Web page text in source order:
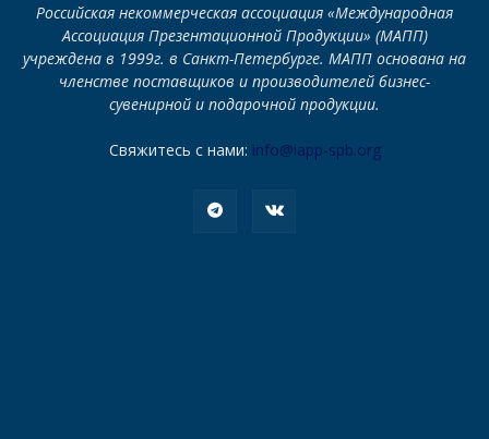
Российская некоммерческая ассоциация «Международная
Ассоциация Презентационной Продукции» (МАПП)
учреждена в 1999г. в Санкт-Петербурге. МАПП основана на
членстве поставщиков и производителей бизнес-
сувенирной и подарочной продукции.
Свяжитесь с нами: info@iapp-spb.org